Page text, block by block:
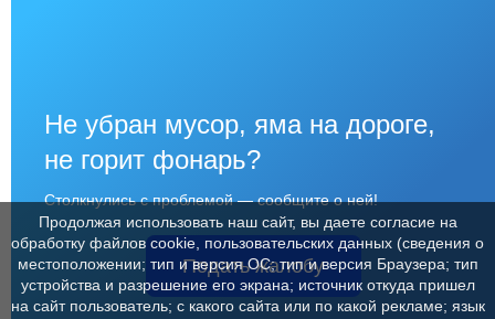
Не убран мусор, яма на дороге,
не горит фонарь?
Столкнулись с проблемой — сообщите о ней!
Подать жалобу
Продолжая использовать наш сайт, вы даете согласие на
обработку файлов cookie, пользовательских данных (сведения о
местоположении; тип и версия ОС; тип и версия Браузера; тип
устройства и разрешение его экрана; источник откуда пришел
на сайт пользователь; с какого сайта или по какой рекламе; язык